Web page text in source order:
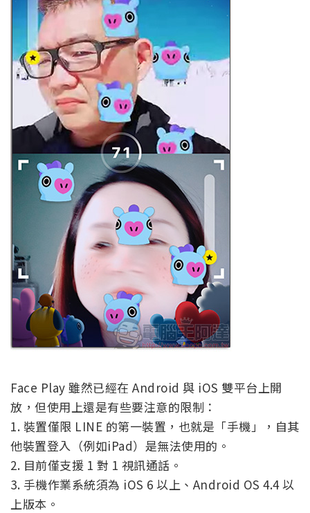
Face Play 雖然已經在 Android 與 iOS 雙平台上開
放，但使用上還是有些要注意的限制：
1. 裝置僅限 LINE 的第一裝置，也就是「手機」，自其
他裝置登入（例如iPad）是無法使用的。
2. 目前僅支援 1 對 1 視訊通話。
3. 手機作業系統須為 iOS 6 以上、Android OS 4.4 以
上版本。